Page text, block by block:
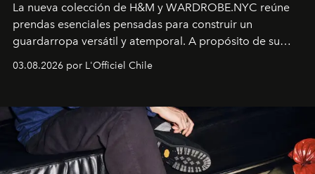
La nueva colección de H&M y WARDROBE.NYC reúne
prendas esenciales pensadas para construir un
guardarropa versátil y atemporal. A propósito de su
lanzamiento, los fundadores de la firma neoyorquina y
la asesora creativa y jefa de diseño global de la marca
y la filosofía detrás de la propuesta.
03.08.2026 por L'Officiel Chile